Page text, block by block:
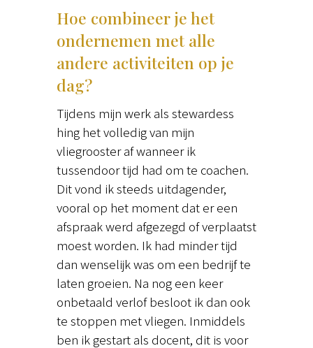
Hoe combineer je het
ondernemen met alle
andere activiteiten op je
dag?
Tijdens mijn werk als stewardess
hing het volledig van mijn
vliegrooster af wanneer ik
tussendoor tijd had om te coachen.
Dit vond ik steeds uitdagender,
vooral op het moment dat er een
afspraak werd afgezegd of verplaatst
moest worden. Ik had minder tijd
dan wenselijk was om een bedrijf te
laten groeien. Na nog een keer
onbetaald verlof besloot ik dan ook
te stoppen met vliegen. Inmiddels
ben ik gestart als docent, dit is voor